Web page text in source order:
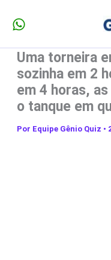
para
conteúdo
Uma torneira
sozinha em 2
em 4 horas,
o tanque em
Por Equipe Gênio Quiz •